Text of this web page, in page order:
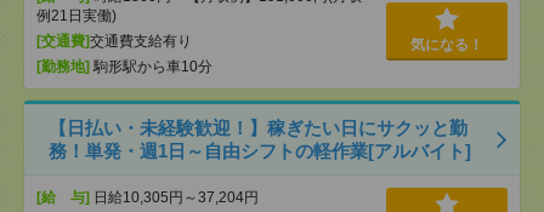
例21日実働)
[交通費]交通費支給有り
[勤務地] 駒形駅から車10分
気になる！
【日払い・未経験歓迎！】稼ぎたい日にサクッと勤
務！単発・週1日～自由シフトの軽作業[アルバイト]
[給 与] 日給10,305円～37,204円